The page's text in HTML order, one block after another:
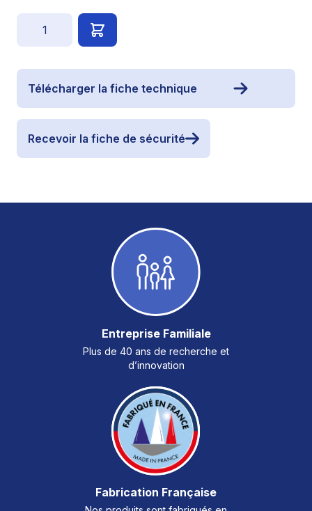
Télécharger la fiche technique
Recevoir la fiche de sécurité
Entreprise Familiale
Plus de 40 ans de recherche et
d’innovation
Fabrication Française